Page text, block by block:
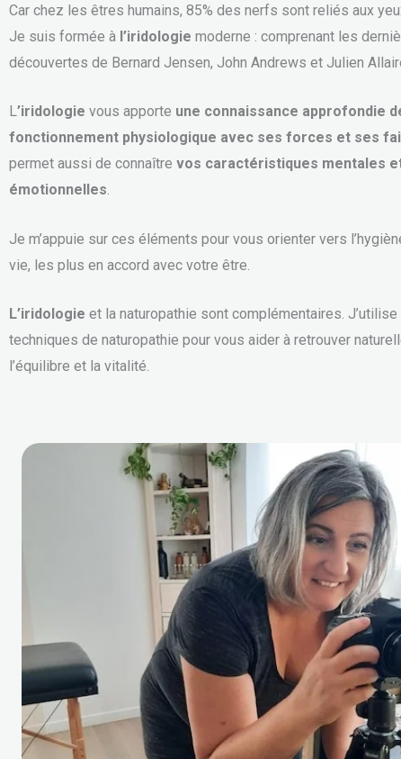
Car chez les êtres humains, 85% des nerfs sont reliés aux
Je suis formée à l’iridologie moderne : comprenant les
découvertes de Bernard Jensen, John Andrews et Julien
L’iridologie vous apporte une connaissance approfondie
fonctionnement physiologique avec ses forces et ses
permet aussi de connaître vos caractéristiques mentales
émotionnelles.
Je m’appuie sur ces éléments pour vous orienter vers
vie, les plus en accord avec votre être.
L’iridologie et la naturopathie sont complémentaires. J’utilise
techniques de naturopathie pour vous aider à retrouver
l’équilibre et la vitalité.